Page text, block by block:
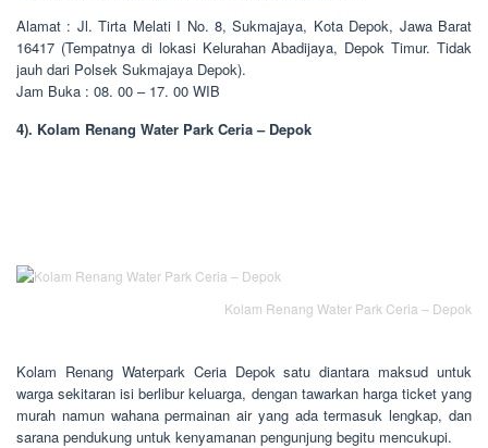
Alamat : Jl. Tirta Melati I No. 8, Sukmajaya, Kota Depok, Jawa Barat
16417 (Tempatnya di lokasi Kelurahan Abadijaya, Depok Timur. Tidak
jauh dari Polsek Sukmajaya Depok).
Jam Buka : 08. 00 – 17. 00 WIB
4). Kolam Renang Water Park Ceria – Depok
Kolam Renang Water Park Ceria – Depok
Kolam Renang Waterpark Ceria Depok satu diantara maksud untuk
warga sekitaran isi berlibur keluarga, dengan tawarkan harga ticket yang
murah namun wahana permainan air yang ada termasuk lengkap, dan
sarana pendukung untuk kenyamanan pengunjung begitu mencukupi.